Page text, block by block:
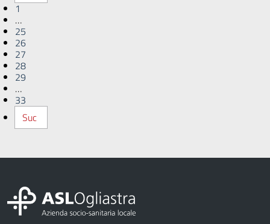
1
…
25
26
27
28
29
…
33
Suc